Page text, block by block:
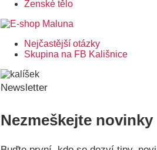
Ženské tělo
Postranní
menu
Nejčastější otázky
Skupina na FB Kališnice
Newsletter
Nezmeškejte novinky